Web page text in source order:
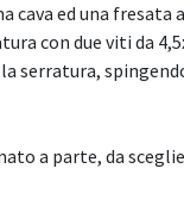
cava ed una
con due viti da
serratura,
a parte, da